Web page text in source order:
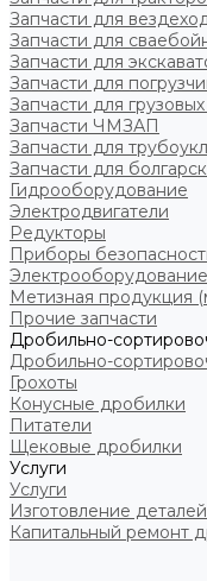
Запчасти для
Запчасти для
Запчасти для
Запчасти для
Запчасти для
Запчасти ЧМЗАП
Запчасти для
Запчасти для
Гидрооборудование
Электродвигатели
Редукторы
Приборы
Электрооборудование
Метизная продукция
Прочие запчасти
Дробильно-
Дробильно-
Грохоты
Конусные дробилки
Питатели
Щековые дробилки
Услуги
Услуги
Изготовление
Капитальный ремонт